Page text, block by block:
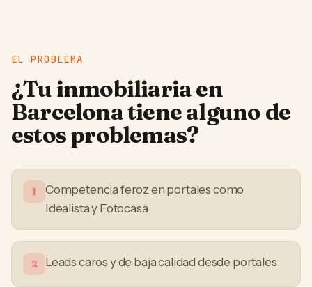
EL PROBLEMA
¿Tu inmobiliariaen
Barcelonatiene alguno de
estos problemas?
1
Competencia feroz en portales como
Idealista y Fotocasa
2 Leads caros y de baja calidad desde portales